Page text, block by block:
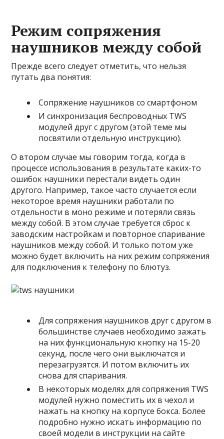
Режим сопряжения
наушников между собой
Прежде всего следует отметить, что нельзя
путать два понятия:
Сопряжение наушников со смартфоном
И синхронизация беспроводных TWS
модулей друг с другом (этой теме мы
посвятили отдельную инструкцию).
О втором случае мы говорим тогда, когда в
процессе использования в результате каких-то
ошибок наушники перестали видеть один
другого. Например, такое часто случается если
некоторое время наушники работали по
отдельности в моно режиме и потеряли связь
между собой. В этом случае требуется сброс к
заводским настройкам и повторное спаривание
наушников между собой. И только потом уже
можно будет включить на них режим сопряжения
для подключения к телефону по блютуз.
Для сопряжения наушников друг с другом в
большинстве случаев необходимо зажать
на них функциональную кнопку на 15-20
секунд, после чего они выключатся и
перезагрузятся. И потом включить их
снова для спаривания.
В некоторых моделях для сопряжения TWS
модулей нужно поместить их в чехол и
нажать на кнопку на корпусе бокса. Более
подробно нужно искать информацию по
своей модели в инструкции на сайте